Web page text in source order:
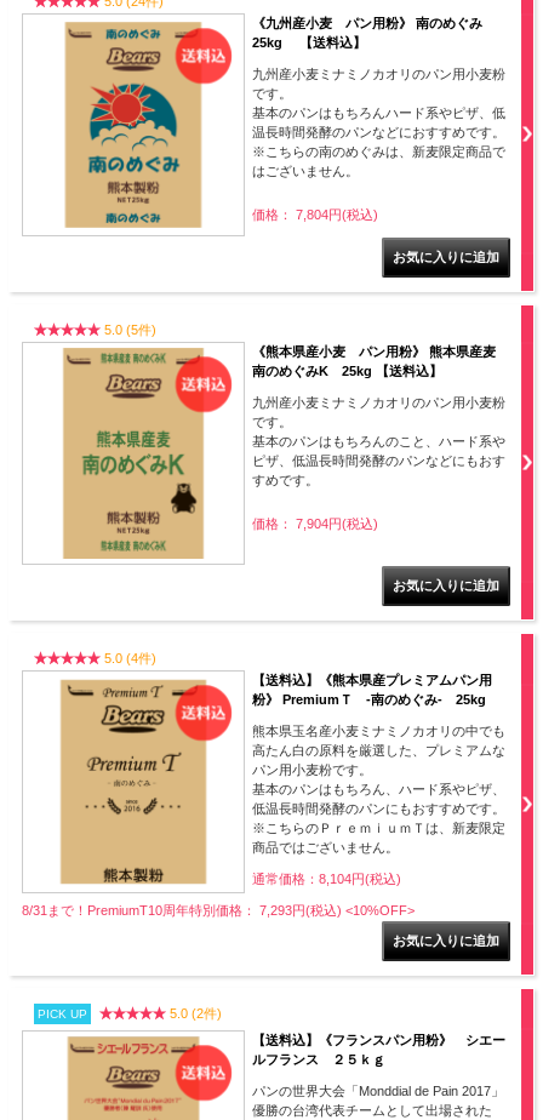
《九州産小麦 パン用粉》 南のめぐみ
25kg 【送料込】
九州産小麦ミナミノカオリのパン用小麦粉
です。
基本のパンはもちろんハード系やピザ、低
温長時間発酵のパンなどにおすすめです。
※こちらの南のめぐみは、新麦限定商品で
はございません。
価格： 7,804円(税込)
5.0 (5件)
《熊本県産小麦 パン用粉》 熊本県産麦
南のめぐみK 25kg 【送料込】
九州産小麦ミナミノカオリのパン用小麦粉
です。
基本のパンはもちろんのこと、ハード系や
ピザ、低温長時間発酵のパンなどにもおす
すめです。
価格： 7,904円(税込)
5.0 (4件)
【送料込】《熊本県産プレミアムパン用
粉》 PremiumＴ -南のめぐみ- 25kg
熊本県玉名産小麦ミナミノカオリの中でも
高たん白の原料を厳選した、プレミアムな
パン用小麦粉です。
基本のパンはもちろん、ハード系やピザ、
低温長時間発酵のパンにもおすすめです。
※こちらのＰｒｅｍｉｕｍＴは、新麦限定
商品ではございません。
通常価格：8,104円(税込)
8/31まで！PremiumT10周年特別価格： 7,293円(税込) <10%OFF>
PICK UP
5.0 (2件)
【送料込】《フランスパン用粉》 シエー
ルフランス ２５ｋｇ
パンの世界大会「Monddial de Pain 2017」
優勝の台湾代表チームとして出場された